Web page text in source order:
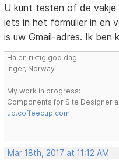
U kunt testen of de vakje
iets in het formulier in en
is uw Gmail-adres. Ik ben
Ha en riktig god dag!
Inger, Norway
My work in progress:
Components for Site Designer
up.coffeecup.com
Mar 18th, 2017 at 11:12 AM